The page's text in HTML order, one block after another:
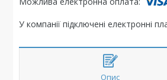
У компанії підключені електронні
Опис